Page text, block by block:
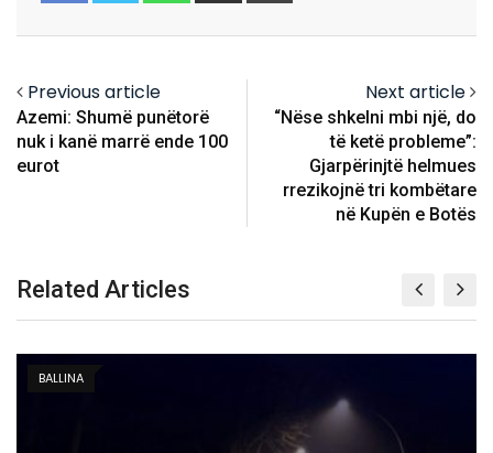
Previous article
Azemi: Shumë punëtorë
nuk i kanë marrë ende 100
eurot
Next article
“Nëse shkelni mbi një, do
të ketë probleme”:
Gjarpërinjtë helmues
rrezikojnë tri kombëtare
në Kupën e Botës
Related Articles
KOSOVË